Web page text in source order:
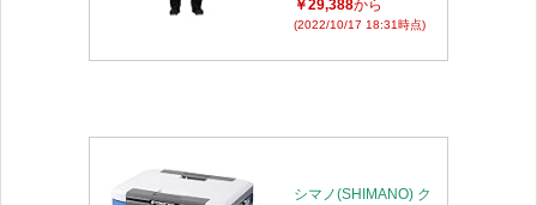
￥29,388から
(2022/10/17 18:31時点)
シマノ(SHIMANO) ク